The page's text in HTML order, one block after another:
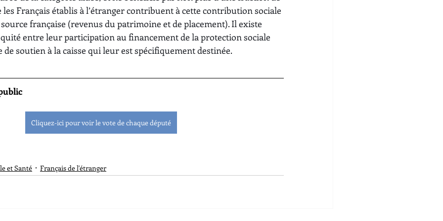
les Français établis à l’étranger contribuent à cette contribution sociale
française (revenus du patrimoine et de placement). Il existe
entre leur participation au financement de la protection sociale
de soutien à la caisse qui leur est spécifiquement destinée.
Cliquez-ici pour voir le vote de chaque député
et Santé Français de l'étranger